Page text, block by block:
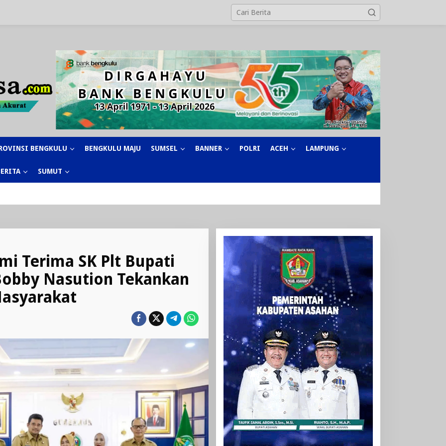
BENGKULU BENGKULU MAJU SUMSEL BANNER POLRI ACEH LAMPUNG
SUMUT
Terima SK Plt Bupati
Nasution Tekankan